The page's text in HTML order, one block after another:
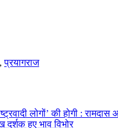
,प्रयागराज
लोगों’ की होगी :
हुए भाव विभोर